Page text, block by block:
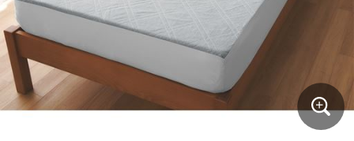
ジュニア・ティーンズ下着
大きいサイズ レディース服
大きいサイズ レディース下着
バーゲンセール
シークレットセール
詳細検索
商品カテゴリ一覧
カタログ
大きいサイズ レディース下着
大きいサイズ メンズ
大きいサイズ 事務・制服
シークレットセール
商品カテゴリ一覧
カタログ
カタログ・チラシからのご注文